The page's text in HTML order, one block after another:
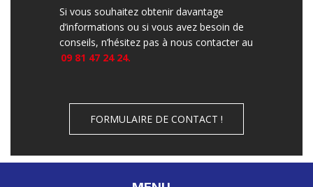
Si vous souhaitez obtenir davantage
d’informations ou si vous avez besoin de
conseils, n’hésitez pas à nous contacter au
09 81 47 24 24.
FORMULAIRE DE CONTACT !